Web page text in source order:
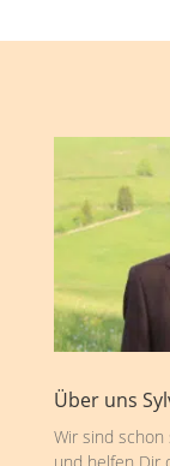
Über uns
Wir sind schon